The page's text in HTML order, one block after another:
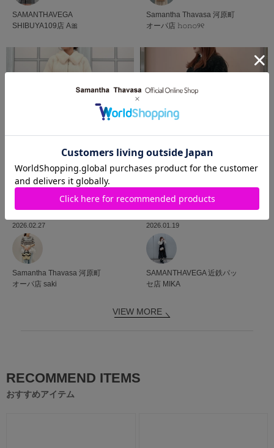
SAMANTHAVEGA
SHIBUYA109店 A🎀
Samantha Thavasa 河原町
オーパ店 𝚑𝚘𝚗𝚘୨୧
2026.02.27
Samantha Thavasa 河原町
オーパ店 saki
2026.01.19
SAMANTHAVEGA 近鉄パッ
セ店 MIKA
VIEW MORE
RECOMMEND ITEMS
おすすめアイテム